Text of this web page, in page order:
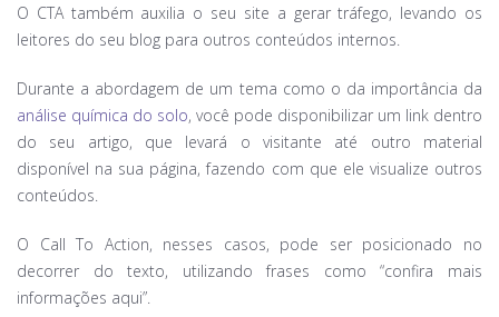
O CTA também auxilia o seu site a gerar tráfego, levando os
leitores do seu blog para outros conteúdos internos.
Durante a abordagem de um tema como o da importância da
análise química do solo, você pode disponibilizar um link dentro
do seu artigo, que levará o visitante até outro material
disponível na sua página, fazendo com que ele visualize outros
conteúdos.
O Call To Action, nesses casos, pode ser posicionado no
decorrer do texto, utilizando frases como “confira mais
informações aqui”.